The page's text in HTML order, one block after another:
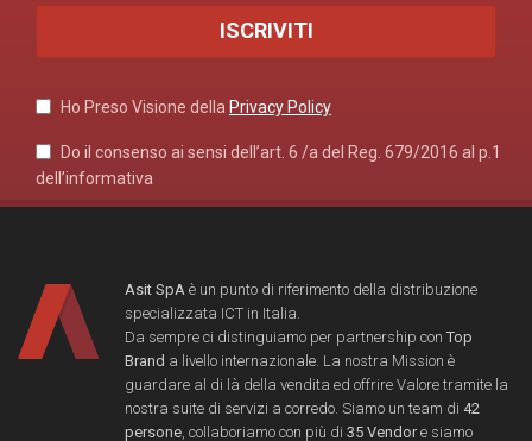
Ho Preso Visione della Privacy Policy
Do il consenso ai sensi dell’art. 6 /a del Reg. 679/2016 al p.1
dell’informativa
Asit SpA è un punto di riferimento della distribuzione
specializzata ICT in Italia.
Da sempre ci distinguiamo per partnership con Top
Brand a livello internazionale. La nostra Mission è
guardare al di là della vendita ed offrire Valore tramite la
nostra suite di servizi a corredo. Siamo un team di 42
persone , collaboriamo con più di 35 Vendore siamo